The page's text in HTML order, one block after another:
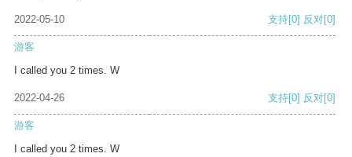
2022-05-10 支持[0] 反对[0]
游客
I called you 2 times. W
2022-04-26 支持[0] 反对[0]
游客
I called you 2 times. W